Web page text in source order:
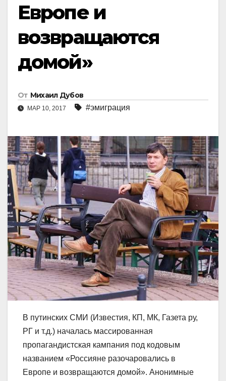
Европе и
возвращаются
домой»
От Михаил Дубов
МАР 10, 2017 #эмиграция
В путинских СМИ (Известия, КП, МК, Газета ру,
РГ и т.д.) началась массированная
пропагандистская кампания под кодовым
названием «Россияне разочаровались в
Европе и возвращаются домой». Анонимные